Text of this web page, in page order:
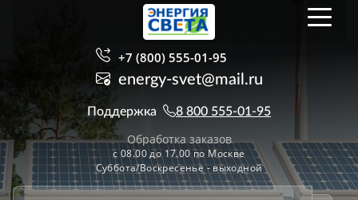
+7 (800) 555-01-95
energy-svet@mail.ru
Поддержка 8 800 555-01-95
Обработка заказов
с 08.00 до 17.00 по Москве
Суббота/Воскресенье - выходной